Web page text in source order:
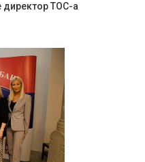
директор ТОС-а